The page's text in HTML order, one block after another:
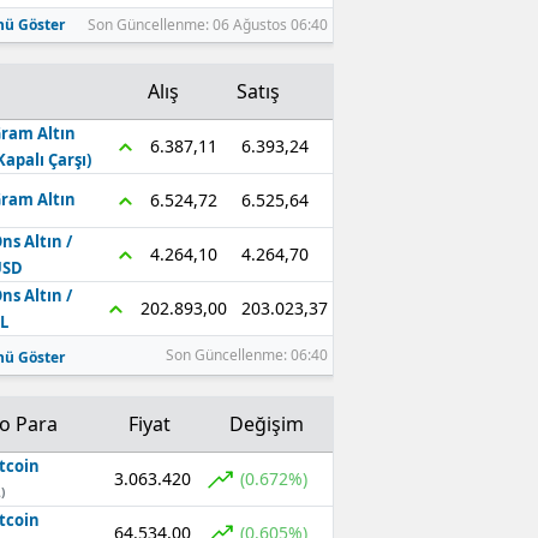
Göster Son Güncellenme: 06 Ağustos 06:40
Alış Satış
Altın
Çarşı)
6.387,11 6.393,24
Altın 6.524,72 6.525,64
Altın /
4.264,10 4.264,70
Altın /
202.893,00 203.023,37
Göster Son Güncellenme: 06:40
Para Fiyat Değişim
3.063.420 (0.672%)
64.534,00 (0.605%)